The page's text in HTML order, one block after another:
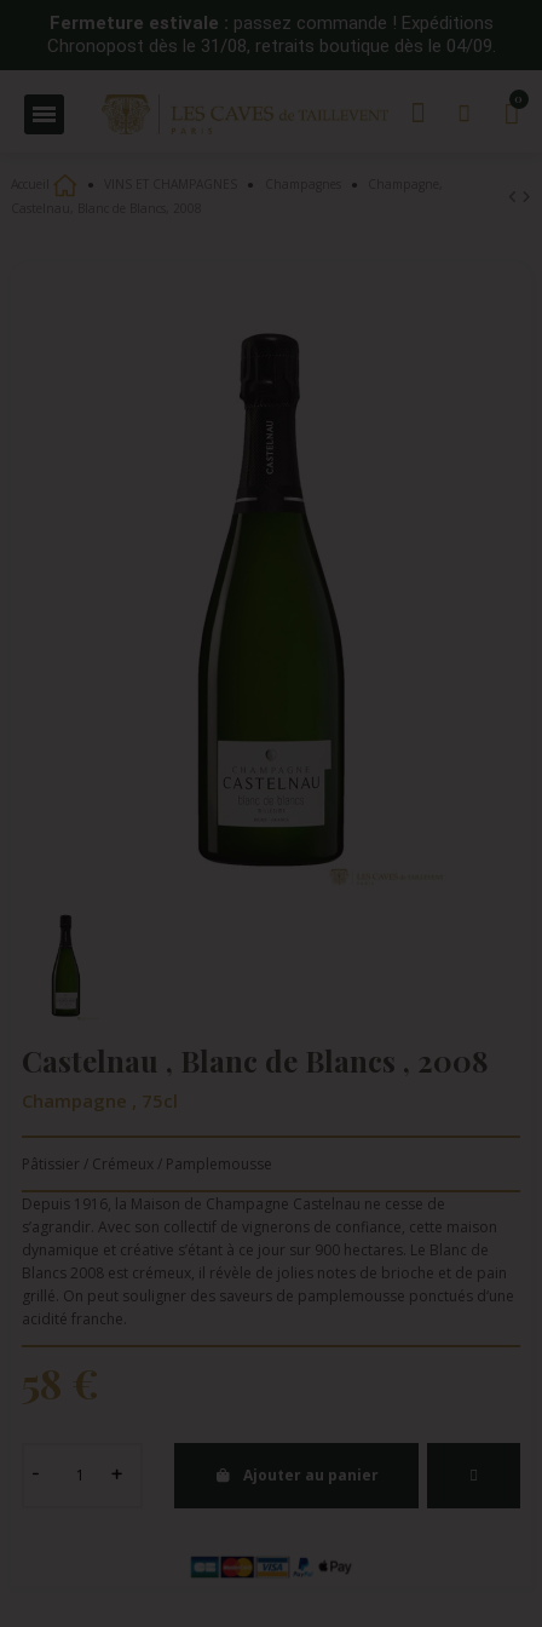
Fermeture estivale : passez commande ! Expéditions
Chronopost dès le 31/08, retraits boutique dès le 04/09.
Castelnau , Blanc de Blancs , 2008
Champagne , 75cl
Pâtissier / Crémeux / Pamplemousse
Depuis 1916, la Maison de Champagne Castelnau ne cesse de
s’agrandir. Avec son collectif de vignerons de confiance, cette maison
dynamique et créative s’étant à ce jour sur 900 hectares. Le Blanc de
Blancs 2008 est crémeux, il révèle de jolies notes de brioche et de pain
grillé. On peut souligner des saveurs de pamplemousse ponctués d‘une
acidité franche.
58 €
Ajouter au panier